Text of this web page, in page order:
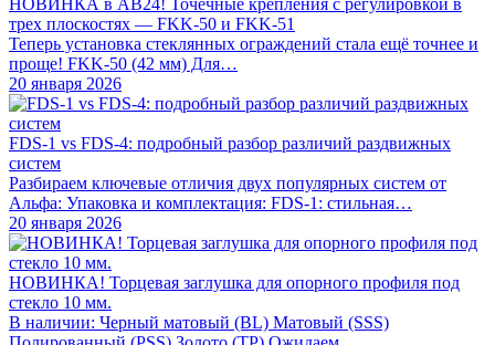
НОВИНКА в АВ24! Точечные крепления с регулировкой в
трех плоскостях — FKK-50 и FKK-51
Теперь установка стеклянных ограждений стала ещё точнее и
проще! FKK-50 (42 мм) Для…
20 января 2026
FDS-1 vs FDS-4: подробный разбор различий раздвижных
систем
Разбираем ключевые отличия двух популярных систем от
Альфа: Упаковка и комплектация: FDS-1: стильная…
20 января 2026
НОВИНКА! Торцевая заглушка для опорного профиля под
стекло 10 мм.
В наличии: Черный матовый (BL) Матовый (SSS)